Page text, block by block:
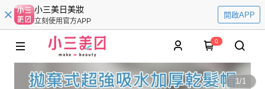
小三美日美妝
立刻使用官方APP
開啟APP
0
1/1